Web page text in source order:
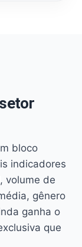
bloco
indicadores
volume de
gênero
ganha o
que